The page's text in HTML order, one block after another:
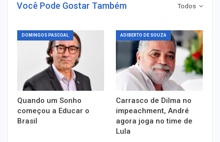
Todos
Você Pode Gostar Também
DOMINGOS PASCOAL
Quando um Sonho
começou a Educar o
Brasil
ADIBERTO DE SOUZA
Carrasco de Dilma no
impeachment, André
agora joga no time de
Lula